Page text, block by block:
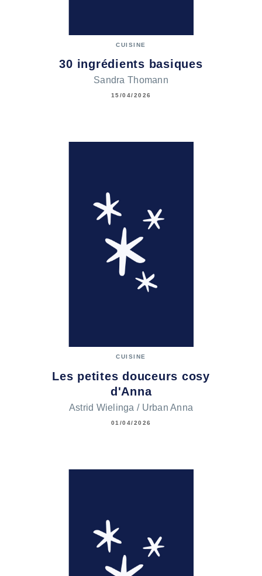
CUISINE
30 ingrédients basiques
Sandra Thomann
15/04/2026
CUISINE
Les petites douceurs cosy
d'Anna
Astrid Wielinga / Urban Anna
01/04/2026